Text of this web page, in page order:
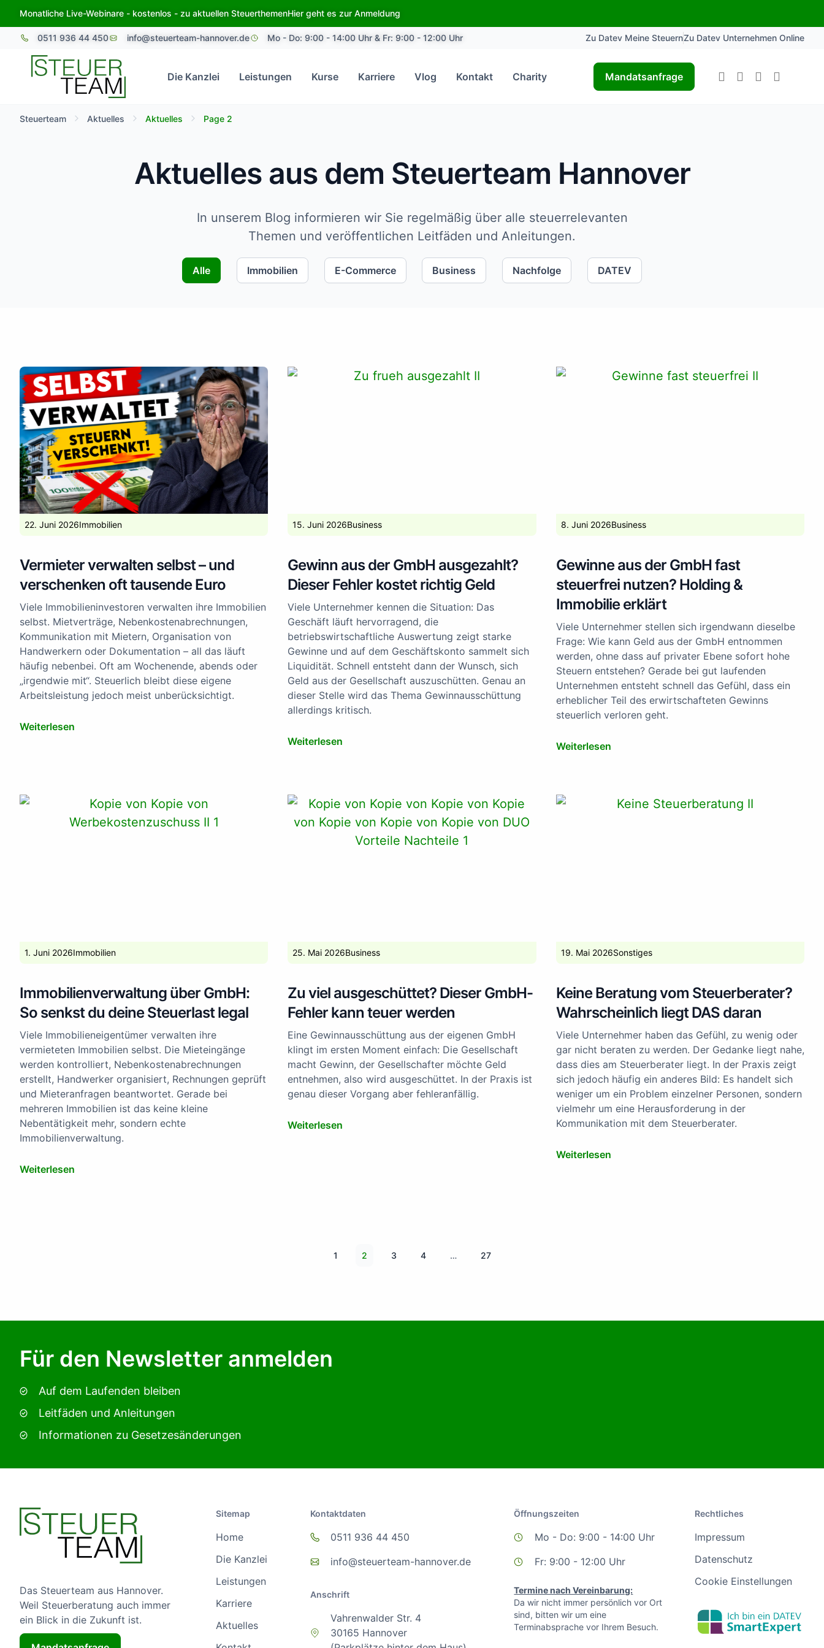
Zum
Inhalt
springen
Monatliche Live-Webinare - kostenlos - zu aktuellen SteuerthemenHier geht es zur Anmeldung
0511 936 44 450 info@steuerteam-hannover.de Mo - Do: 9:00 - 14:00 Uhr & Fr: 9:00 - 12:00 Uhr Zu Datev Meine SteuernZu Datev Unternehmen Online
Die Kanzlei Leistungen Kurse Karriere Vlog Kontakt Charity Mandatsanfrage
Steuerteam Aktuelles Aktuelles Page 2
Aktuelles aus dem Steuerteam Hannover
In unserem Blog informieren wir Sie regelmäßig über alle steuerrelevanten
Themen und veröffentlichen Leitfäden und Anleitungen.
Alle Immobilien E-Commerce Business Nachfolge DATEV
22. Juni 2026Immobilien
Vermieter verwalten selbst – und
verschenken oft tausende Euro
Viele Immobilieninvestoren verwalten ihre Immobilien
selbst. Mietverträge, Nebenkostenabrechnungen,
Kommunikation mit Mietern, Organisation von
Handwerkern oder Dokumentation – all das läuft
häufig nebenbei. Oft am Wochenende, abends oder
„irgendwie mit“. Steuerlich bleibt diese eigene
Arbeitsleistung jedoch meist unberücksichtigt.
Weiterlesen
15. Juni 2026Business
Gewinn aus der GmbH ausgezahlt?
Dieser Fehler kostet richtig Geld
Viele Unternehmer kennen die Situation: Das
Geschäft läuft hervorragend, die
betriebswirtschaftliche Auswertung zeigt starke
Gewinne und auf dem Geschäftskonto sammelt sich
Liquidität. Schnell entsteht dann der Wunsch, sich
Geld aus der Gesellschaft auszuschütten. Genau an
dieser Stelle wird das Thema Gewinnausschüttung
allerdings kritisch.
Weiterlesen
8. Juni 2026Business
Gewinne aus der GmbH fast
steuerfrei nutzen? Holding &
Immobilie erklärt
Viele Unternehmer stellen sich irgendwann dieselbe
Frage: Wie kann Geld aus der GmbH entnommen
werden, ohne dass auf privater Ebene sofort hohe
Steuern entstehen? Gerade bei gut laufenden
Unternehmen entsteht schnell das Gefühl, dass ein
erheblicher Teil des erwirtschafteten Gewinns
steuerlich verloren geht.
Weiterlesen
1. Juni 2026Immobilien
Immobilienverwaltung über GmbH:
So senkst du deine Steuerlast legal
Viele Immobilieneigentümer verwalten ihre
vermieteten Immobilien selbst. Die Mieteingänge
werden kontrolliert, Nebenkostenabrechnungen
erstellt, Handwerker organisiert, Rechnungen geprüft
und Mieteranfragen beantwortet. Gerade bei
mehreren Immobilien ist das keine kleine
Nebentätigkeit mehr, sondern echte
Immobilienverwaltung.
Weiterlesen
25. Mai 2026Business
Zu viel ausgeschüttet? Dieser GmbH-
Fehler kann teuer werden
Eine Gewinnausschüttung aus der eigenen GmbH
klingt im ersten Moment einfach: Die Gesellschaft
macht Gewinn, der Gesellschafter möchte Geld
entnehmen, also wird ausgeschüttet. In der Praxis ist
genau dieser Vorgang aber fehleranfällig.
Weiterlesen
19. Mai 2026Sonstiges
Keine Beratung vom Steuerberater?
Wahrscheinlich liegt DAS daran
Viele Unternehmer haben das Gefühl, zu wenig oder
gar nicht beraten zu werden. Der Gedanke liegt nahe,
dass dies am Steuerberater liegt. In der Praxis zeigt
sich jedoch häufig ein anderes Bild: Es handelt sich
weniger um ein Problem einzelner Personen, sondern
vielmehr um eine Herausforderung in der
Kommunikation mit dem Steuerberater.
Weiterlesen
1
Seite
2
Seite
3
Seite
4 … 27
Für den Newsletter anmelden
Auf dem Laufenden bleiben
Leitfäden und Anleitungen
Informationen zu Gesetzesänderungen
Das Steuerteam aus Hannover.
Weil Steuerberatung auch immer
ein Blick in die Zukunft ist.
Sitemap
Home
Die Kanzlei
Leistungen
Karriere
Aktuelles
Kontaktdaten
0511 936 44 450
info@steuerteam-hannover.de
Anschrift
Vahrenwalder Str. 4
30165 Hannover
Öffnungszeiten
Mo - Do: 9:00 - 14:00 Uhr
Fr: 9:00 - 12:00 Uhr
Termine nach Vereinbarung:
Da wir nicht immer persönlich vor Ort
sind, bitten wir um eine
Terminabsprache vor Ihrem Besuch.
Rechtliches
Impressum
Datenschutz
Cookie Einstellungen